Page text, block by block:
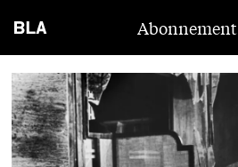
Abonnement
Tag:
tyskland